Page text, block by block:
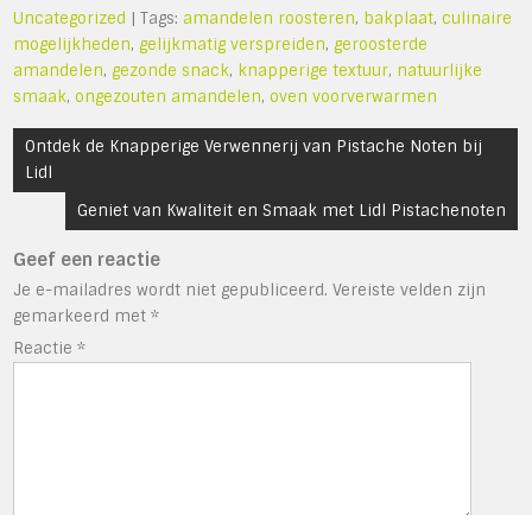
Uncategorized | Tags: amandelen roosteren, bakplaat,culinaire
mogelijkheden,gelijkmatig verspreiden,geroosterde
amandelen,gezonde snack, knapperige textuur, natuurlijke
smaak,ongezouten amandelen,oven voorverwarmen
Bericht
navigatie
Ontdek de Knapperige Verwennerij van Pistache Noten bij
Lidl
Geniet van Kwaliteit en Smaak met Lidl Pistachenoten
Geef een reactie
Je e-mailadres wordt niet gepubliceerd. Vereiste velden zijn
gemarkeerd met*
Reactie*